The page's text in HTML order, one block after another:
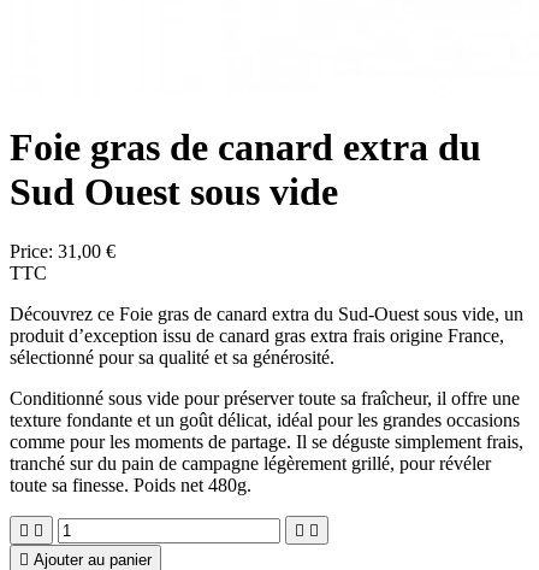
Foie gras de canard extra du
Sud Ouest sous vide
Price: 31,00 €
TTC
Découvrez ce Foie gras de canard extra du Sud-Ouest sous vide, un
produit d’exception issu de canard gras extra frais origine France,
sélectionné pour sa qualité et sa générosité.
Conditionné sous vide pour préserver toute sa fraîcheur, il offre une
texture fondante et un goût délicat, idéal pour les grandes occasions
comme pour les moments de partage. Il se déguste simplement frais,
tranché sur du pain de campagne légèrement grillé, pour révéler
toute sa finesse. Poids net 480g.
   
 Ajouter au panier